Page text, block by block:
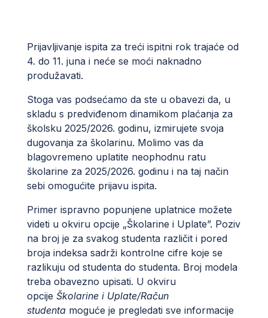
Prijavljivanje ispita za treći ispitni rok trajaće od
4. do 11. juna i neće se moći naknadno
produžavati.
Stoga vas podsećamo da ste u obavezi da, u
skladu s predviđenom dinamikom plaćanja za
školsku 2025/2026. godinu, izmirujete svoja
dugovanja za školarinu. Molimo vas da
blagovremeno uplatite neophodnu ratu
školarine za 2025/2026. godinu i na taj način
sebi omogućite prijavu ispita.
Primer ispravno popunjene uplatnice možete
videti u okviru opcije „Školarine i Uplate”. Poziv
na broj je za svakog studenta različit i pored
broja indeksa sadrži kontrolne cifre koje se
razlikuju od studenta do studenta. Broj modela
treba obavezno upisati. U okviru
opcije Školarine i Uplate/Račun
studentamoguće je pregledati sve informacije